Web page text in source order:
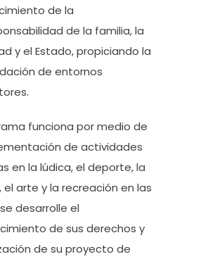
de la
de la familia, la
y el Estado, propiciando la
de entornos
funciona por medio de
de actividades
en la lúdica, el deporte, la
el arte y la recreación en las
desarrolle el
de sus derechos y
de su proyecto de